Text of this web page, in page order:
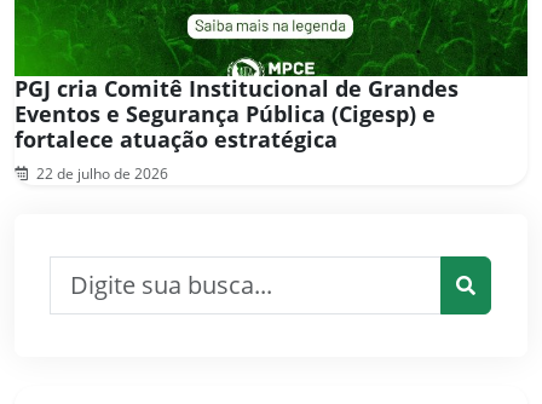
PGJ cria Comitê Institucional de Grandes
Eventos e Segurança Pública (Cigesp) e
fortalece atuação estratégica
22 de julho de 2026